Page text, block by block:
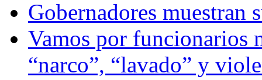
Gobernadores muestran
Vamos por funcionarios
“narco”, “lavado” y